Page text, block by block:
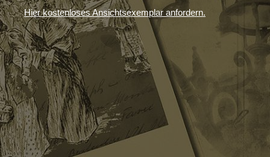
Hier kostenloses Ansichtsexemplar anfordern.